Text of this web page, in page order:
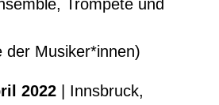
Trompete und
der Musiker*innen)
2022 | Innsbruck,